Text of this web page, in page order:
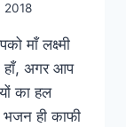
2018
माँ लक्ष्मी
हाँ, अगर आप
का हल
भजन ही काफी